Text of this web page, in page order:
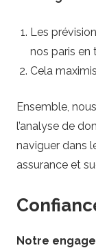
Les
nos paris en
Cela
Ensemble,
l’analyse de
naviguer dans
assurance et
Notre